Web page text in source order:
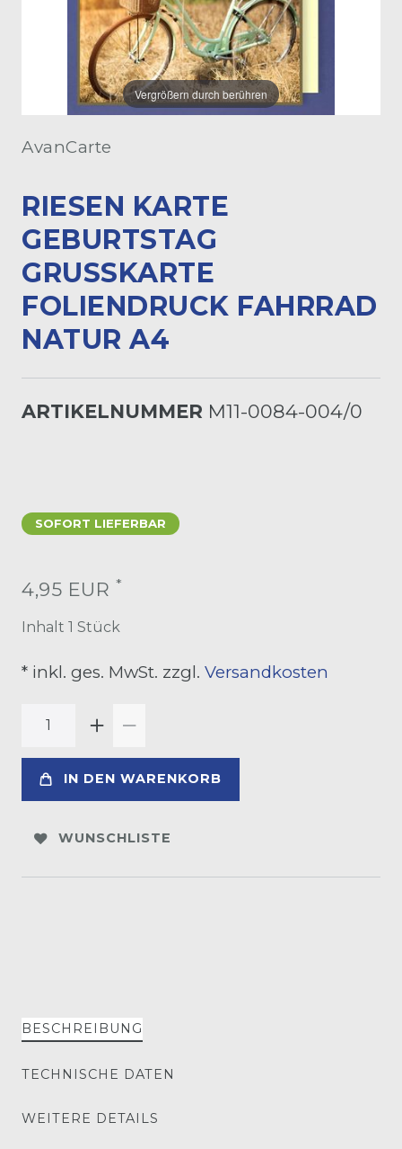
Vergrößern durch berühren
AvanCarte
RIESEN KARTE
GEBURTSTAG
GRUSSKARTE F
OLIENDRUCK FAHRRAD N
ATUR A4
ARTIKELNUMMER M11-0084-004/0
SOFORT LIEFERBAR
4,95 EUR *
Inhalt 1 Stück
* inkl. ges. MwSt. zzgl. Versandkosten
IN DEN WARENKORB
WUNSCHLISTE
BESCHREIBUNG
TECHNISCHE DATEN
WEITERE DETAILS